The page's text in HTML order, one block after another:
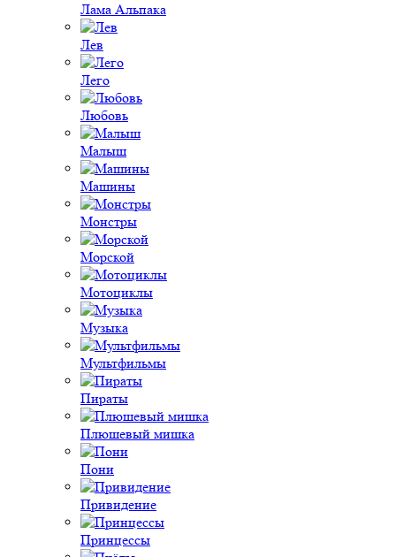
Лама Альпака
Лев
Лего
Любовь
Малыш
Машины
Монстры
Морской
Мотоциклы
Музыка
Мультфильмы
Пираты
Плюшевый мишка
Пони
Привидение
Принцессы